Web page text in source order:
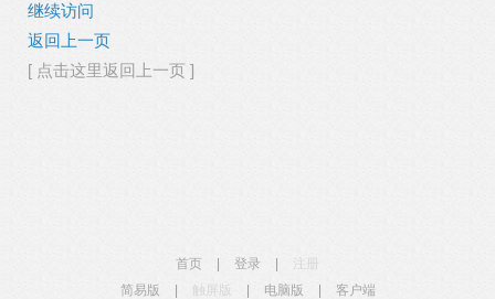
继续访问
返回上一页
[ 点击这里返回上一页 ]
首页 登录
简易版
触屏版 电脑版
客户端